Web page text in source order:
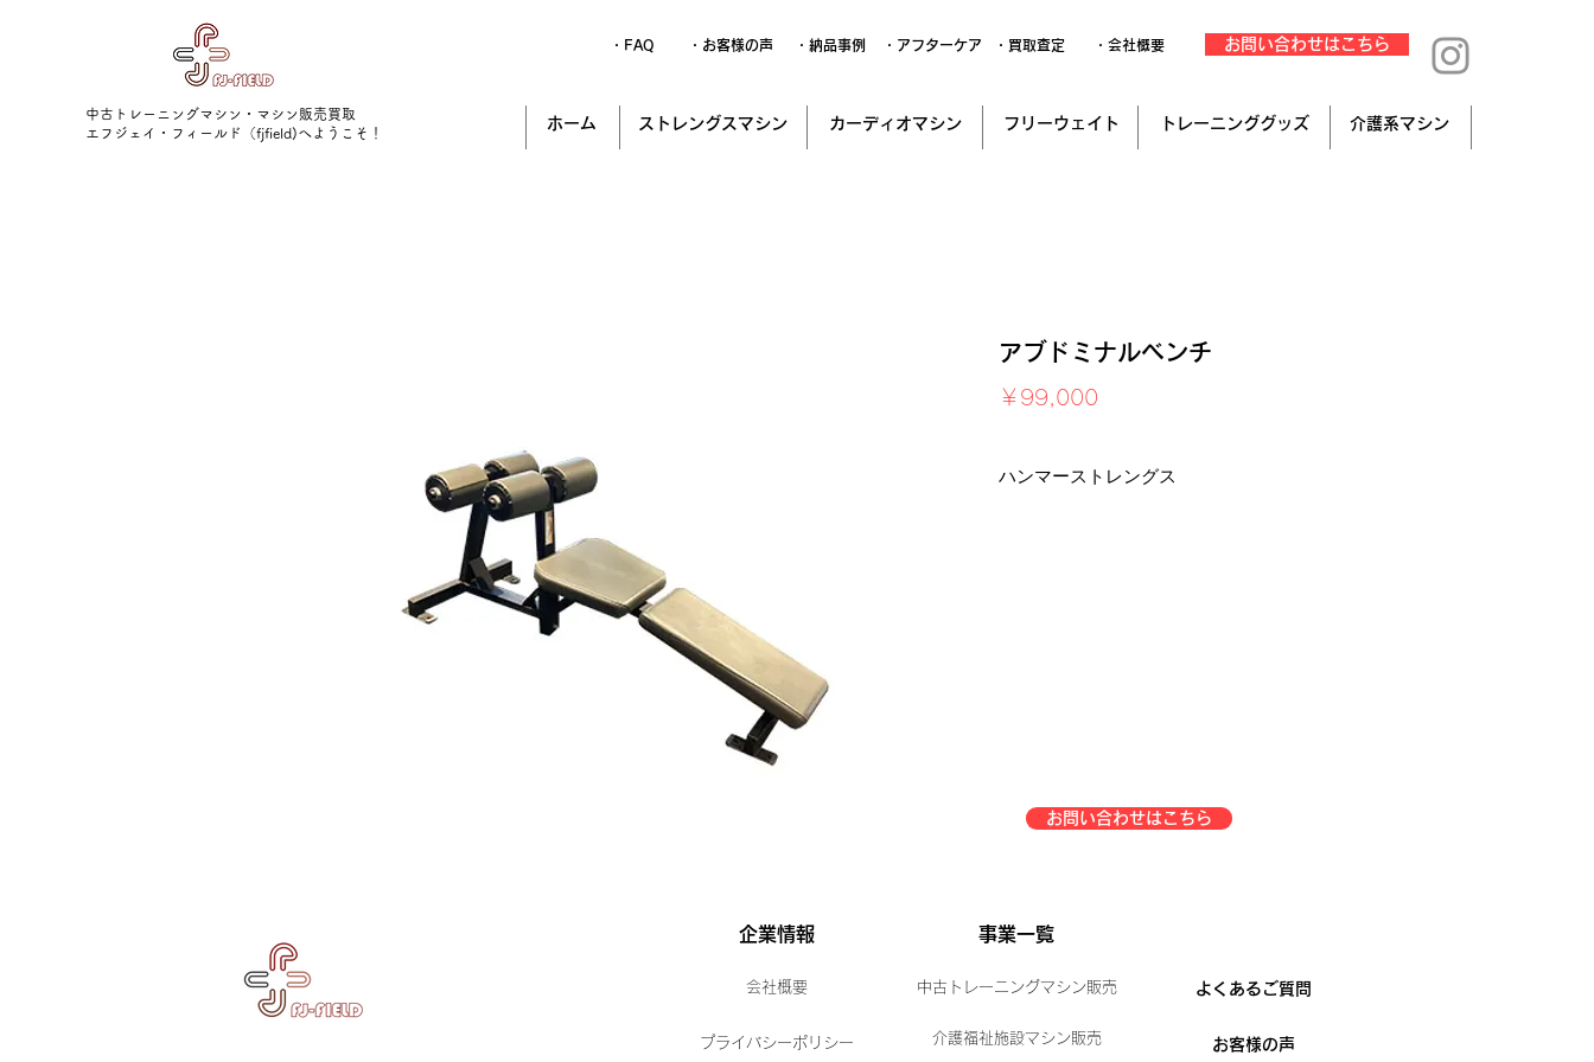
中古トレーニングマシン・マシン販売買取
​エフジェイ・フィールド（fjfield)へようこそ！
・FAQ ・お客様の声 ・納品事例 ・アフターケア ・買取査定 ・会社概要 お問い合わせはこちら
ホーム ストレングスマシン カーディオマシン フリーウェイト トレーニンググッズ 介護系マシン
アブドミナルベンチ
￥99,000
ハンマーストレングス
お問い合わせはこちら
企業情報 事業一覧
会社概要 中古トレーニングマシン販売 よくあるご質問
プライバシーポリシー 介護福祉施設マシン販売 お客様の声